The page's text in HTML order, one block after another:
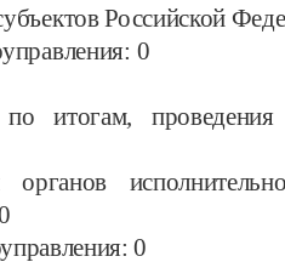
Российской
0
по итогам,
0